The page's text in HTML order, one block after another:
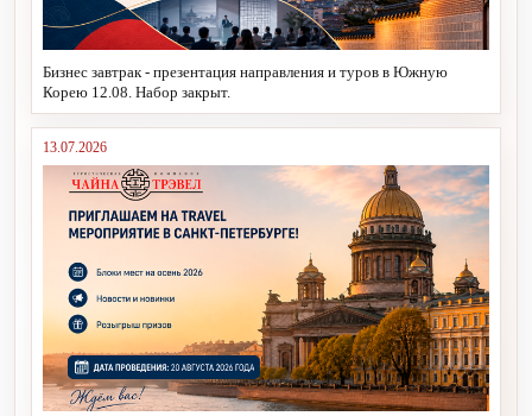
Бизнес завтрак - презентация направления и туров в Южную
Корею 12.08. Набор закрыт.
13.07.2026